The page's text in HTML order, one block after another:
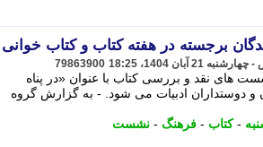
برجسته در هفته کتاب و کتاب خوانی
79863900
های نقد و بررسی کتاب با عنوان «در پناه
و دوستداران ادبیات می شود. - به گزارش گروه
-کتاب - فرهنگ - نشست